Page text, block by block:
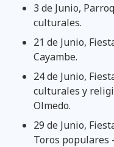
3 de Junio,
culturales.
21 de Junio,
Cayambe.
24 de Junio,
culturales y
Olmedo.
29 de Junio,
Toros populares